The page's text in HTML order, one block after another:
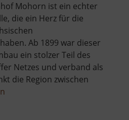
Mohorn ist ein echter
die ein Herz für die
Ab 1899 war dieser
ein stolzer Teil des
Netzes und verband als
die Region zwischen